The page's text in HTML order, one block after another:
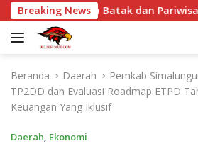
a
Breaking News
Budaya Batak dan Pariwisata
Beranda Daerah
Pemkab
TP2DD dan Evaluasi Roadmap ETPD
Keuangan Yang Iklusif
Daerah, Ekonomi